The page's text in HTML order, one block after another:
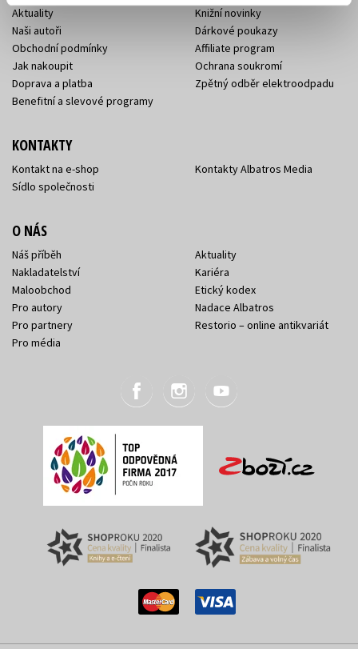
Aktuality
Naši autoři
Obchodní podmínky
Jak nakoupit
Doprava a platba
Benefitní a slevové programy
Knižní novinky
Dárkové poukazy
Affiliate program
Ochrana soukromí
Zpětný odběr elektroodpadu
KONTAKTY
Kontakt na e-shop
Sídlo společnosti
Kontakty Albatros Media
O NÁS
Náš příběh
Nakladatelství
Maloobchod
Pro autory
Pro partnery
Pro média
Aktuality
Kariéra
Etický kodex
Nadace Albatros
Restorio – online antikvariát